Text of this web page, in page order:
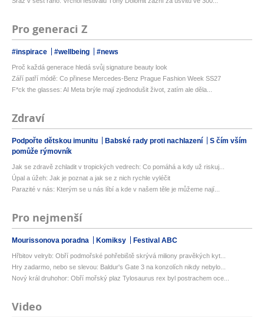
Pro generaci Z
#inspirace #wellbeing #news
Proč každá generace hledá svůj signature beauty look
Září patří módě: Co přinese Mercedes-Benz Prague Fashion Week SS27
F*ck the glasses: AI Meta brýle mají zjednodušit život, zatím ale děla...
Zdraví
Podpořte dětskou imunitu Babské rady proti nachlazení
S čím vším
pomůže rýmovník
Jak se zdravě zchladit v tropických vedrech: Co pomáhá a kdy už riskuj...
Úpal a úžeh: Jak je poznat a jak se z nich rychle vyléčit
Parazité v nás: Kterým se u nás líbí a kde v našem těle je můžeme nají...
Pro nejmenší
Mourissonova poradna Komiksy Festival ABC
Hřbitov velryb: Obří podmořské pohřebiště skrývá miliony pravěkých kyt...
Hry zadarmo, nebo se slevou: Baldur's Gate 3 na konzolích nikdy nebylo...
Nový král druhohor: Obří mořský plaz Tylosaurus rex byl postrachem oce...
Video